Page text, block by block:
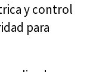
y control
para